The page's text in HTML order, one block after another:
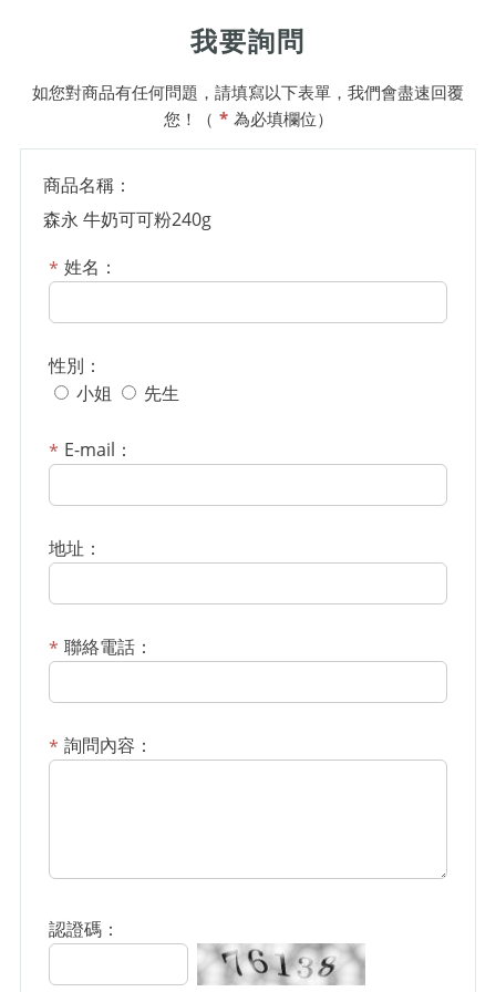
我要詢問
如您對商品有任何問題，請填寫以下表單，我們會盡速回覆
您！（ * 為必填欄位）
商品名稱：
森永 牛奶可可粉240g
姓名：
性別：
小姐
先生
E-mail：
地址：
聯絡電話：
詢問內容：
認證碼：